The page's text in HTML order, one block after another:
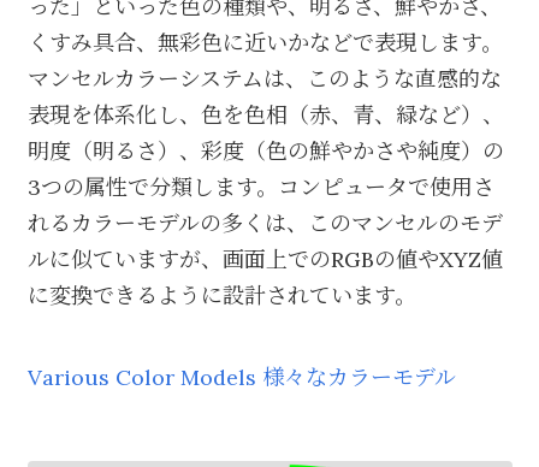
った」といった色の種類や、明るさ、鮮やかさ、
くすみ具合、無彩色に近いかなどで表現します。
マンセルカラーシステムは、このような直感的な
表現を体系化し、色を色相（赤、青、緑など）、
明度（明るさ）、彩度（色の鮮やかさや純度）の
3つの属性で分類します。コンピュータで使用さ
れるカラーモデルの多くは、このマンセルのモデ
ルに似ていますが、画面上でのRGBの値やXYZ値
に変換できるように設計されています。
Various Color Models 様々なカラーモデル